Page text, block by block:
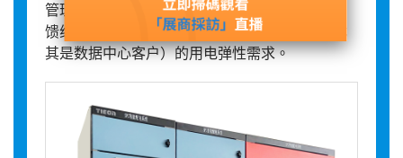
管理系统，对能耗进行本地化分析。 4.灵活弹性
馈线模块高兼容性，可以快速灵活适配客户（尤
其是数据中心客户）的用电弹性需求。